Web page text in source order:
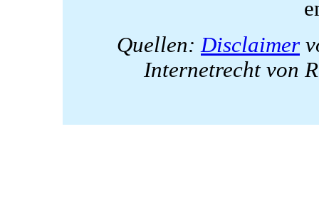
Quellen:Disclaimer
Internetrecht von